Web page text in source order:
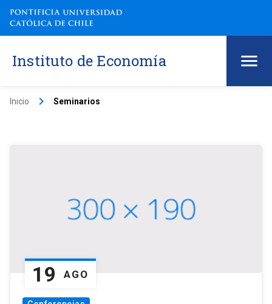
Instituto de Economía
Inicio keyboard_arrow_right Seminarios
19 AGO